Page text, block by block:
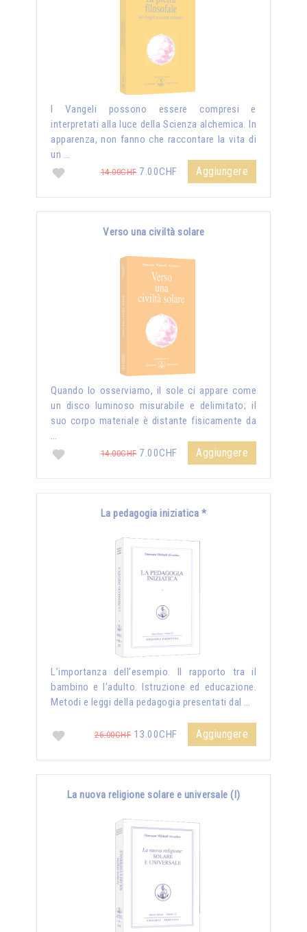
I Vangeli possono essere compresi e
interpretati alla luce della Scienza alchemica. In
apparenza, non fanno che raccontare la vita di
un …
14.00CHF7.00CHF Aggiungere
Verso una civiltà solare
Quando lo osserviamo, il sole ci appare come
un disco luminoso misurabile e delimitato; il
suo corpo materiale è distante fisicamente da
…
14.00CHF7.00CHF Aggiungere
La pedagogia iniziatica *
L’importanza dell’esempio. Il rapporto tra il
bambino e l'adulto. Istruzione ed educazione.
Metodi e leggi della pedagogia presentati dal …
26.00CHF 13.00CHF Aggiungere
La nuova religione solare e universale (I)